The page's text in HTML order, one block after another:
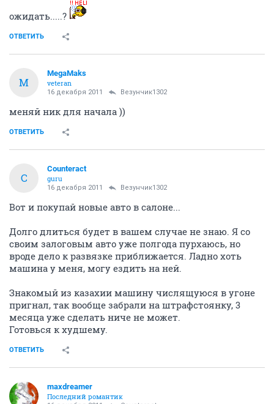
ожидать.....?
ОТВЕТИТЬ
M
MegaMaks
veteran
16 декабря 2011 Везунчик1302
меняй ник для начала ))
ОТВЕТИТЬ
C
Counteract
guru
16 декабря 2011 Везунчик1302
Вот и покупай новые авто в салоне...
Долго длиться будет в вашем случае не знаю. Я со
своим залоговым авто уже полгода пурхаюсь, но
вроде дело к развязке приближается. Ладно хоть
машина у меня, могу ездить на ней.
Знакомый из казахии машину числящуюся в угоне
пригнал, так вообще забрали на штрафстоянку, 3
месяца уже сделать ниче не может.
Готовься к худшему.
ОТВЕТИТЬ
maxdreamer
Последний романтик